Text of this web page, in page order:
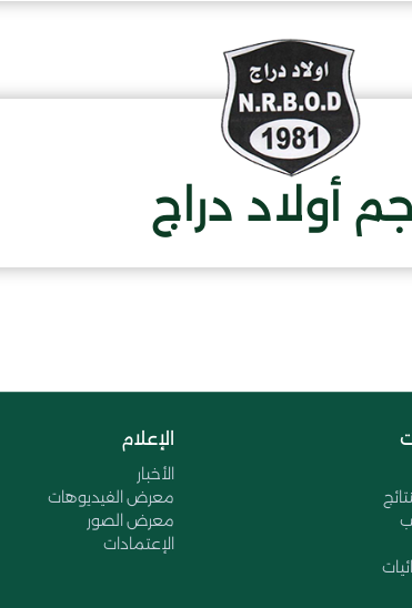
أولاد دراج
الإعلام
الأخبار
معرض الفيديوهات
معرض الصور
الإعتمادات